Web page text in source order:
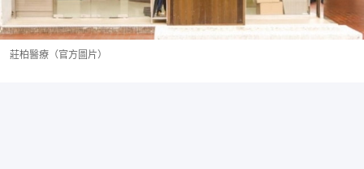
莊柏醫療（官方圖片）